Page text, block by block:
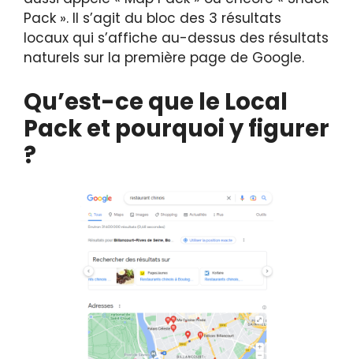
Pack ». Il s’agit du bloc des 3 résultats
locaux qui s’affiche au-dessus des résultats
naturels sur la première page de Google.
Qu’est-ce que le Local
Pack et pourquoi y figurer
?